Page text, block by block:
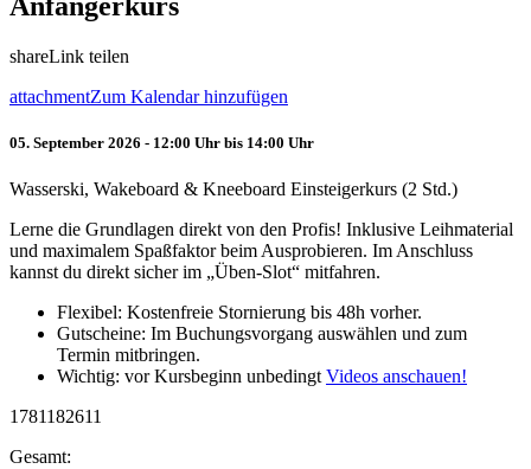
shareLink teilen
attachmentZum Kalendar hinzufügen
05. September 2026 - 12:00 Uhr bis 14:00 Uhr
Wasserski, Wakeboard & Kneeboard Einsteigerkurs (2 Std.)
Lerne die Grundlagen direkt von den Profis! Inklusive Leihmaterial
und maximalem Spaßfaktor beim Ausprobieren. Im Anschluss
kannst du direkt sicher im „Üben-Slot“ mitfahren.
Flexibel: Kostenfreie Stornierung bis 48h vorher.
Gutscheine: Im Buchungsvorgang auswählen und zum
Termin mitbringen.
Wichtig: vor Kursbeginn unbedingt Videos anschauen!
1781182611
Gesamt: